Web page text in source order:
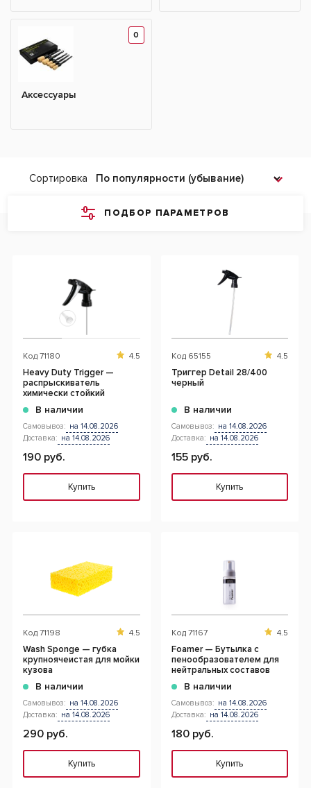
0
Аксессуары
ПОДБОР ПАРАМЕТРОВ
Сортировка
Код 71180 4.5
Heavy Duty Trigger —
распрыскиватель
химически стойкий
В наличии
Самовывоз: на 14.08.2026
Доставка: на 14.08.2026
190 руб.
Купить
Код 65155 4.5
Триггер Detail 28/400
черный
В наличии
Самовывоз: на 14.08.2026
Доставка: на 14.08.2026
155 руб.
Купить
Код 71198 4.5
Wash Sponge — губка
крупноячеистая для мойки
кузова
В наличии
Самовывоз: на 14.08.2026
Доставка: на 14.08.2026
290 руб.
Купить
Код 71167 4.5
Foamer — Бутылка с
пенообразователем для
нейтральных составов
В наличии
Самовывоз: на 14.08.2026
Доставка: на 14.08.2026
180 руб.
Купить